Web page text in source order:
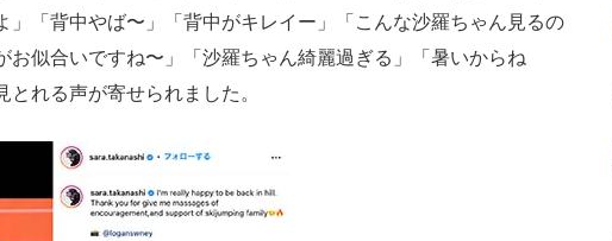
」「背中やば〜」「背中がキレイー」「こんな沙羅ちゃん見るの
お似合いですね〜」「沙羅ちゃん綺麗過ぎる」「暑いからね
れる声が寄せられました。